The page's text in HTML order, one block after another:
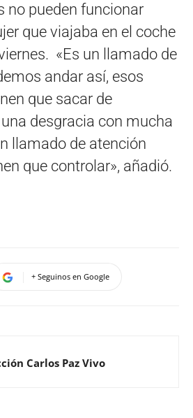
no pueden funcionar
que viajaba en el coche
«Es un llamado de
andar así, esos
que sacar de
desgracia con mucha
llamado de atención
que controlar», añadió.
+ Seguinos en Google
Carlos Paz Vivo